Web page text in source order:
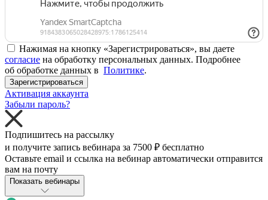
Нажимая на кнопку «Зарегистрироваться», вы даете
согласие на обработку персональных данных. Подробнее
об обработке данных в Политике.
Зарегистрироваться
Активация аккаунта
Забыли пароль?
Подпишитесь на рассылку
и получите запись вебинара за 7500 ₽ бесплатно
Оставьте email и ссылка на вебинар автоматически отправится
вам на почту
Показать вебинары